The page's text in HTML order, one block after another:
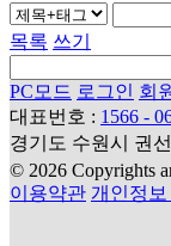
목록 쓰기
PC모드 로그인 회
대표번호 : 1566 -
경기도 수원시 권
© 2026 Copyrights
이용약관 개인정